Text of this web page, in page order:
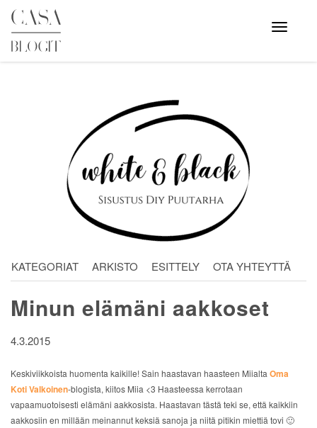
Skip
content
Avaa
valikko
KATEGORIAT ARKISTO ESITTELY OTA YHTEYTTÄ
Minun elämäni aakkoset
4.3.2015
Keskiviikkoista huomenta kaikille! Sain haastavan haasteen Miialta Oma
Koti Valkoinen-blogista, kiitos Miia <3 Haasteessa kerrotaan
vapaamuotoisesti elämäni aakkosista. Haastavan tästä teki se, että kaikkiin
aakkosiin en millään meinannut keksiä sanoja ja niitä pitikin miettiä tovi 🙂